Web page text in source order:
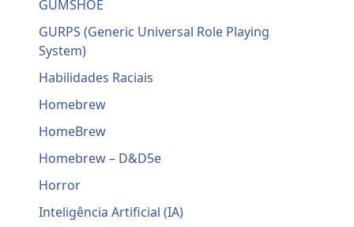
GUMSHOE
GURPS (Generic Universal Role Playing
System)
Habilidades Raciais
Homebrew
HomeBrew
Homebrew – D&D5e
Horror
Inteligência Artificial (IA)